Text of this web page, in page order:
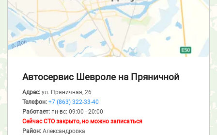
Автосервис Шевроле на Пряничной
Адрес: ул. Пряничная, 26
Телефон: +7 (863) 322-33-40
Работает: пн-вс: 09:00 - 20:00
Сейчас СТО закрыто, но можно записаться
Район: Александровка